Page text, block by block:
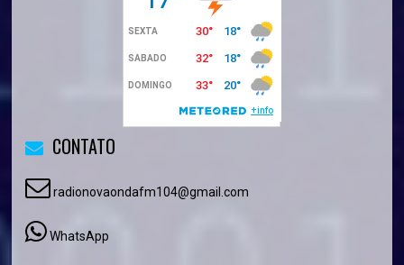
CONTATO
radionovaondafm104@gmail.com
WhatsApp